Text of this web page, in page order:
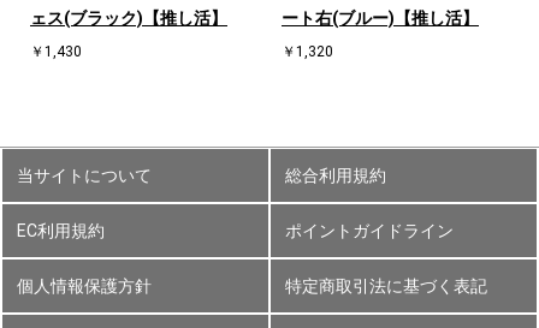
ェス(ブラック)【推し活】
￥1,430
ート右(ブルー)【推し活】
￥1,320
当サイトについて 総合利用規約
EC利用規約 ポイントガイドライン
個人情報保護方針 特定商取引法に基づく表記